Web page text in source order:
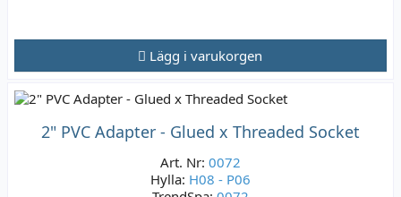
Lägg i varukorgen
2" PVC Adapter - Glued x Threaded Socket
Art. Nr: 0072
Hylla: H08 - P06